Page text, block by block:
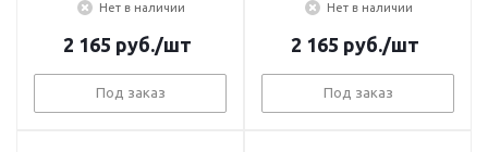
Нет в наличии
2 165 руб./шт
Под заказ
Нет в наличии
2 165 руб./шт
Под заказ